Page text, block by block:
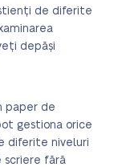
de diferite
depăși
paper de
gestiona orice
diferite niveluri
scriere fără